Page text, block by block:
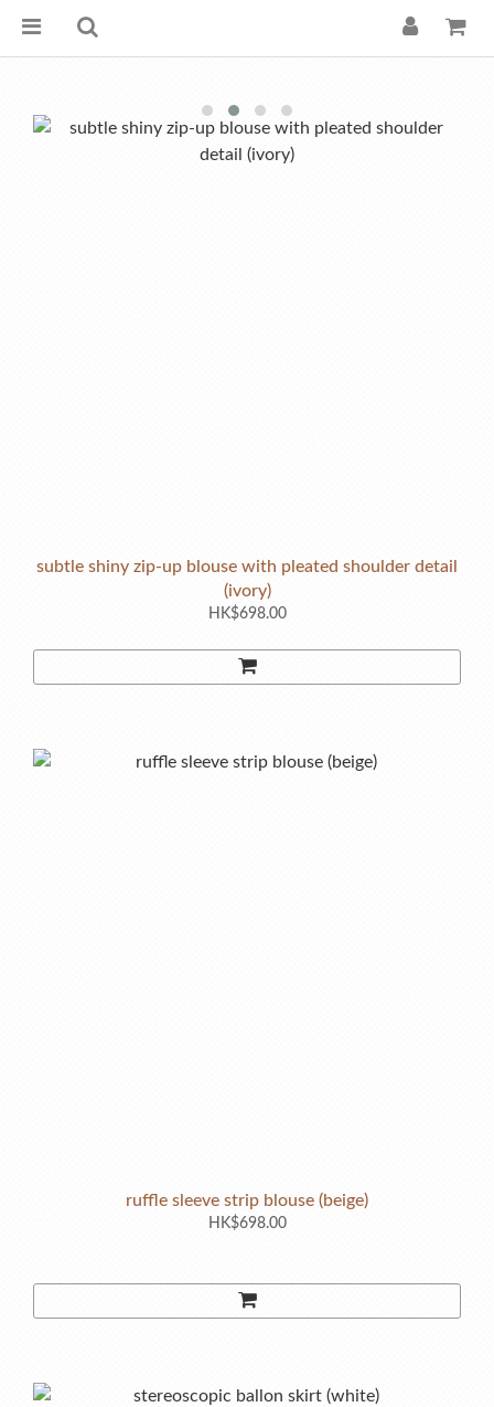
subtle shiny zip-up blouse with pleated shoulder detail
(ivory)
HK$698.00
ruffle sleeve strip blouse (beige)
HK$698.00